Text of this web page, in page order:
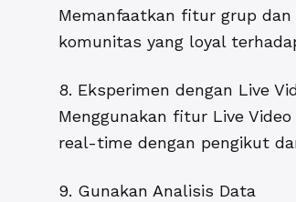
Memanfaatkan fitur grup
komunitas yang loyal
8. Eksperimen dengan Live
Menggunakan fitur Live
real-time dengan pengikut
9. Gunakan Analisis Data